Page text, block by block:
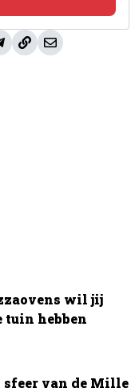
wil jij
tuin hebben
sfeer van de Mille